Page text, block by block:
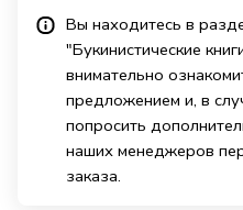
Вы находитесь в
"Букинистические
внимательно
предложением и, в
попросить
наших менеджеров
заказа.